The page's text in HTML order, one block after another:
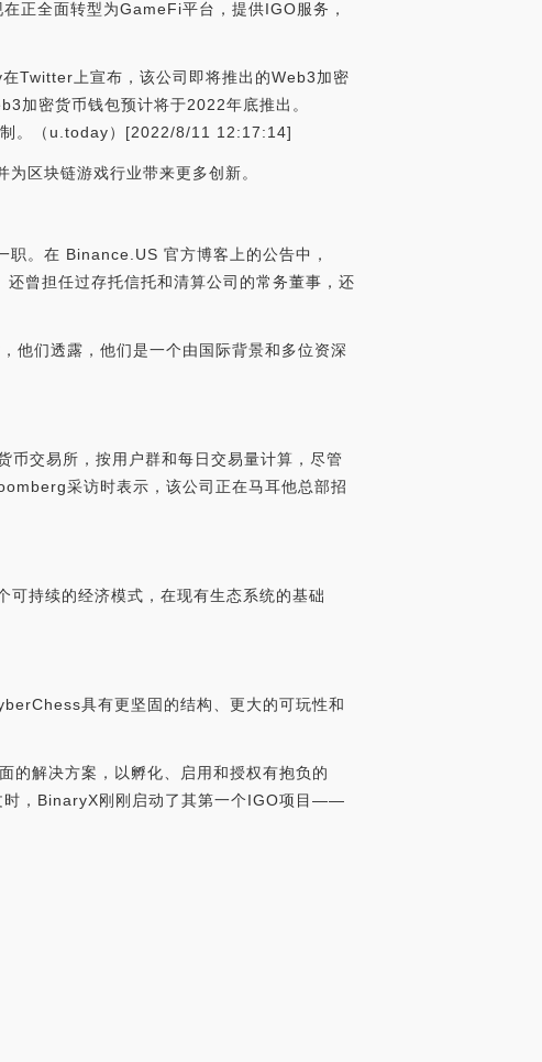
正全面转型为GameFi平台，提供IGO服务，
Twitter上宣布，该公司即将推出的Web3加密
加密货币钱包预计将于2022年底推出。
制。（u.today）[2022/8/11 12:17:14]
区块链游戏行业带来更多创新。
。在 Binance.US 官方博客上的公告中，
曾担任过存托信托和清算公司的常务董事，还
他们透露，他们是一个由国际背景和多位资深
交易所，按用户群和每日交易量计算，尽管
采访时表示，该公司正在马耳他总部招
持续的经济模式，在现有生态系统的基础
具有更坚固的结构、更大的可玩性和
的解决方案，以孵化、启用和授权有抱负的
时，BinaryX刚刚启动了其第一个IGO项目——